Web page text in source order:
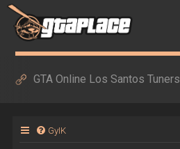
GTA Online Los Santos Tuners
GyIK